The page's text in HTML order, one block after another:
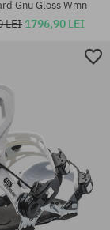
Gnu Gloss Wmn
LEI 1796,90 LEI